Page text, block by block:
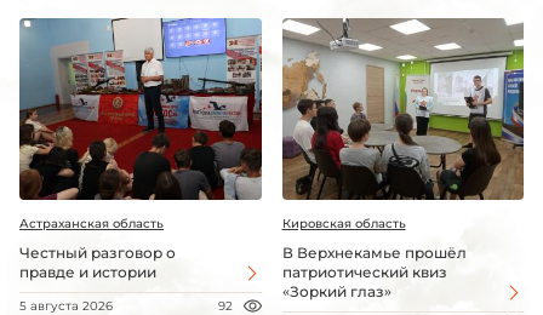
Астраханская область
Честный разговор о
правде и истории
5 августа 2026 92
Кировская область
В Верхнекамье прошёл
патриотический квиз
«Зоркий глаз»